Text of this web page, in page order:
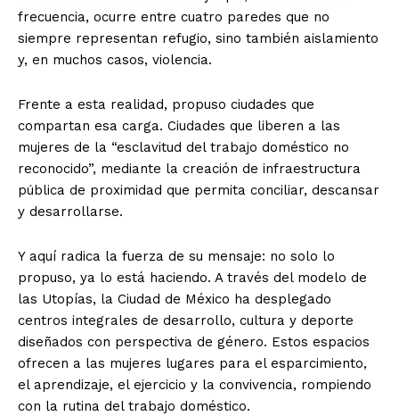
frecuencia, ocurre entre cuatro paredes que no
siempre representan refugio, sino también aislamiento
y, en muchos casos, violencia.
Frente a esta realidad, propuso ciudades que
compartan esa carga. Ciudades que liberen a las
mujeres de la “esclavitud del trabajo doméstico no
reconocido”, mediante la creación de infraestructura
pública de proximidad que permita conciliar, descansar
y desarrollarse.
Y aquí radica la fuerza de su mensaje: no solo lo
propuso, ya lo está haciendo. A través del modelo de
las Utopías, la Ciudad de México ha desplegado
centros integrales de desarrollo, cultura y deporte
diseñados con perspectiva de género. Estos espacios
ofrecen a las mujeres lugares para el esparcimiento,
el aprendizaje, el ejercicio y la convivencia, rompiendo
con la rutina del trabajo doméstico.